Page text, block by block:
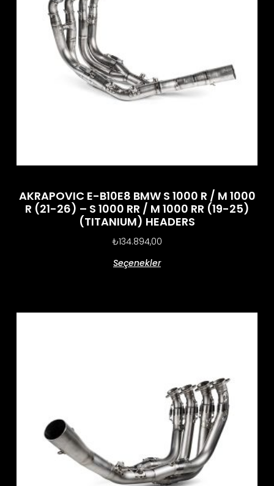
AKRAPOVIC E-B10E8 BMW S 1000 R / M 1000
R (21-26) – S 1000 RR / M 1000 RR (19-25)
(TITANIUM) HEADERS
₺134.894,00
Seçenekler